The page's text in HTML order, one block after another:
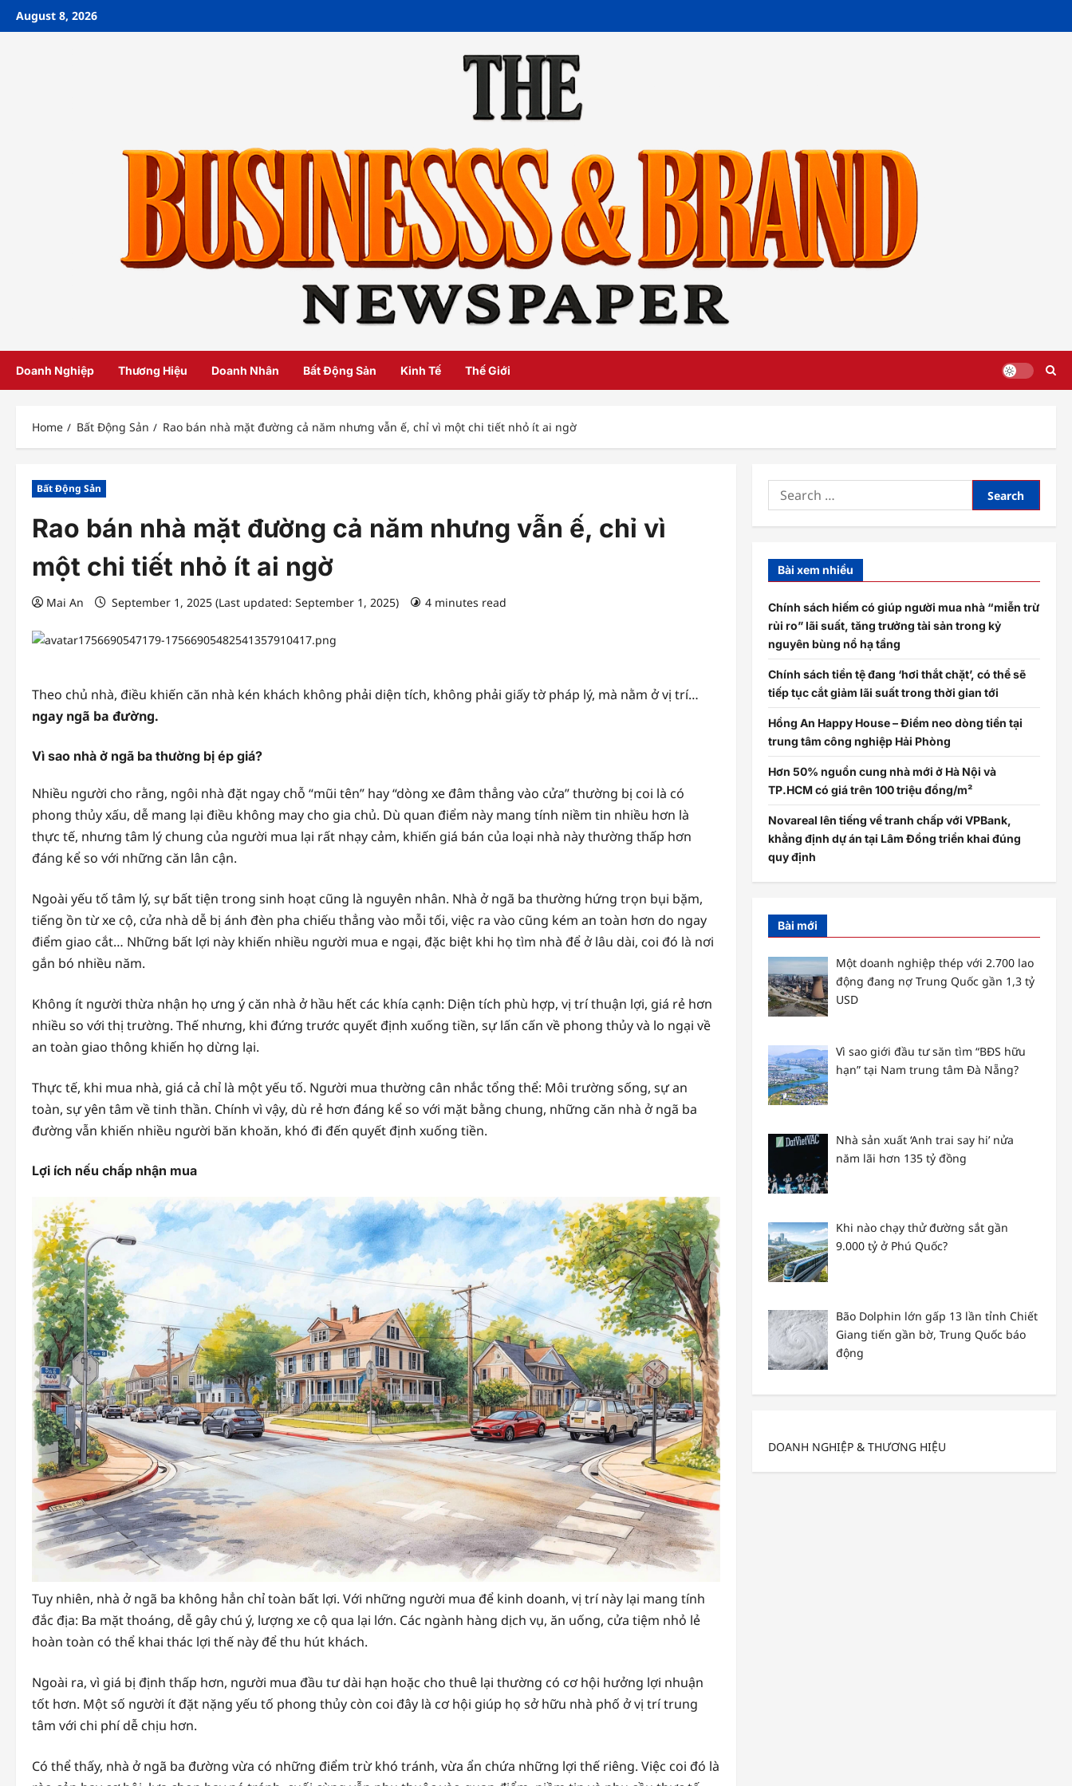
SkipAugust 8, 2026
Doanh Nghiệp Thương Hiệu Doanh Nhân Bất Động Sản Kinh Tế Thế Giới
Home Bất Động Sản Rao bán nhà mặt đường cả năm nhưng vẫn ế, chỉ vì một chi tiết nhỏ ít ai ngờ
Bất Động Sản
Rao bán nhà mặt đường cả năm nhưng vẫn ế, chỉ vì
một chi tiết nhỏ ít ai ngờ
Mai An September 1, 2025 (Last updated: September 1, 2025) 4 minutes read
Theo chủ nhà, điều khiến căn nhà kén khách không phải diện tích, không phải giấy tờ pháp lý, mà nằm ở vị trí…
ngay ngã ba đường.
Vì sao nhà ở ngã ba thường bị ép giá?
Nhiều người cho rằng, ngôi nhà đặt ngay chỗ “mũi tên” hay “dòng xe đâm thẳng vào cửa” thường bị coi là có
phong thủy xấu, dễ mang lại điều không may cho gia chủ. Dù quan điểm này mang tính niềm tin nhiều hơn là
thực tế, nhưng tâm lý chung của người mua lại rất nhạy cảm, khiến giá bán của loại nhà này thường thấp hơn
đáng kể so với những căn lân cận.
Ngoài yếu tố tâm lý, sự bất tiện trong sinh hoạt cũng là nguyên nhân. Nhà ở ngã ba thường hứng trọn bụi bặm,
tiếng ồn từ xe cộ, cửa nhà dễ bị ánh đèn pha chiếu thẳng vào mỗi tối, việc ra vào cũng kém an toàn hơn do ngay
điểm giao cắt… Những bất lợi này khiến nhiều người mua e ngại, đặc biệt khi họ tìm nhà để ở lâu dài, coi đó là nơi
gắn bó nhiều năm.
Không ít người thừa nhận họ ưng ý căn nhà ở hầu hết các khía cạnh: Diện tích phù hợp, vị trí thuận lợi, giá rẻ hơn
nhiều so với thị trường. Thế nhưng, khi đứng trước quyết định xuống tiền, sự lấn cấn về phong thủy và lo ngại về
an toàn giao thông khiến họ dừng lại.
Thực tế, khi mua nhà, giá cả chỉ là một yếu tố. Người mua thường cân nhắc tổng thể: Môi trường sống, sự an
toàn, sự yên tâm về tinh thần. Chính vì vậy, dù rẻ hơn đáng kể so với mặt bằng chung, những căn nhà ở ngã ba
đường vẫn khiến nhiều người băn khoăn, khó đi đến quyết định xuống tiền.
Lợi ích nếu chấp nhận mua
Tuy nhiên, nhà ở ngã ba không hẳn chỉ toàn bất lợi. Với những người mua để kinh doanh, vị trí này lại mang tính
đắc địa: Ba mặt thoáng, dễ gây chú ý, lượng xe cộ qua lại lớn. Các ngành hàng dịch vụ, ăn uống, cửa tiệm nhỏ lẻ
hoàn toàn có thể khai thác lợi thế này để thu hút khách.
Ngoài ra, vì giá bị định thấp hơn, người mua đầu tư dài hạn hoặc cho thuê lại thường có cơ hội hưởng lợi nhuận
tốt hơn. Một số người ít đặt nặng yếu tố phong thủy còn coi đây là cơ hội giúp họ sở hữu nhà phố ở vị trí trung
tâm với chi phí dễ chịu hơn.
Có thể thấy, nhà ở ngã ba đường vừa có những điểm trừ khó tránh, vừa ẩn chứa những lợi thế riêng. Việc coi đó là
Search
for:
Bài xem nhiều
Chính sách hiếm có giúp người mua nhà “miễn trừ
rủi ro” lãi suất, tăng trưởng tài sản trong kỷ
nguyên bùng nổ hạ tầng
Chính sách tiền tệ đang ‘hơi thắt chặt’, có thể sẽ
tiếp tục cắt giảm lãi suất trong thời gian tới
Hồng An Happy House – Điểm neo dòng tiền tại
trung tâm công nghiệp Hải Phòng
Hơn 50% nguồn cung nhà mới ở Hà Nội và
TP.HCM có giá trên 100 triệu đồng/m²
Novareal lên tiếng về tranh chấp với VPBank,
khẳng định dự án tại Lâm Đồng triển khai đúng
quy định
Bài mới
Một doanh nghiệp thép với 2.700 lao
động đang nợ Trung Quốc gần 1,3 tỷ
USD
Vì sao giới đầu tư săn tìm “BĐS hữu
hạn” tại Nam trung tâm Đà Nẵng?
Nhà sản xuất ‘Anh trai say hi’ nửa
năm lãi hơn 135 tỷ đồng
Khi nào chạy thử đường sắt gần
9.000 tỷ ở Phú Quốc?
Bão Dolphin lớn gấp 13 lần tỉnh Chiết
Giang tiến gần bờ, Trung Quốc báo
động
DOANH NGHIỆP & THƯƠNG HIỆU